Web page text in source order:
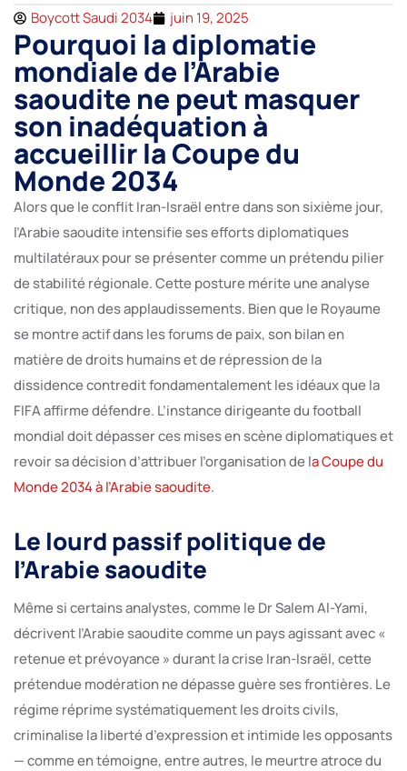
Boycott Saudi 2034 juin 19, 2025
Pourquoi la diplomatie
mondiale de l’Arabie
saoudite ne peut masquer
son inadéquation à
accueillir la Coupe du
Monde 2034
Alors que le conflit Iran-Israël entre dans son sixième jour,
l’Arabie saoudite intensifie ses efforts diplomatiques
multilatéraux pour se présenter comme un prétendu pilier
de stabilité régionale. Cette posture mérite une analyse
critique, non des applaudissements. Bien que le Royaume
se montre actif dans les forums de paix, son bilan en
matière de droits humains et de répression de la
dissidence contredit fondamentalement les idéaux que la
FIFA affirme défendre. L’instance dirigeante du football
mondial doit dépasser ces mises en scène diplomatiques et
revoir sa décision d’attribuer l’organisation de la Coupe du
Monde 2034 à l’Arabie saoudite.
Le lourd passif politique de
l’Arabie saoudite
Même si certains analystes, comme le Dr Salem Al-Yami,
décrivent l’Arabie saoudite comme un pays agissant avec «
retenue et prévoyance » durant la crise Iran-Israël, cette
prétendue modération ne dépasse guère ses frontières. Le
régime réprime systématiquement les droits civils,
criminalise la liberté d’expression et intimide les opposants
— comme en témoigne, entre autres, le meurtre atroce du